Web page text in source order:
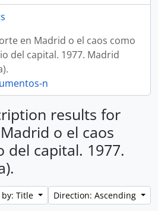
en Madrid o el caos como
del capital. 1977. Madrid
n
results for
o el caos
del capital. 1977.
by: Title Direction: Ascending